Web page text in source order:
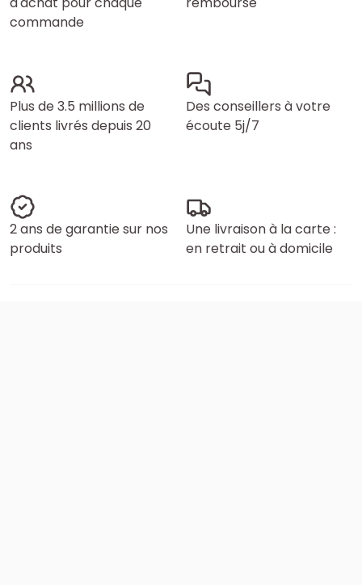
commande
Plus de 3.5 millions de
clients livrés depuis 20
ans
Des conseillers à votre
écoute 5j/7
2 ans de garantie sur nos
produits
Une livraison à la carte :
en retrait ou à domicile